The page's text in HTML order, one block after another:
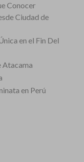
Conocer
Ciudad de
en el Fin Del
Atacama
en Perú